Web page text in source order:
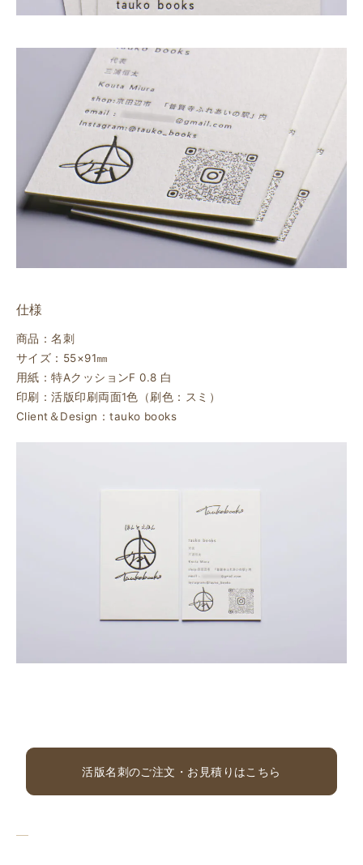
仕様
商品：名刺
サイズ：55×91㎜
用紙：特AクッションF 0.8 白
印刷：活版印刷両面1色（刷色：スミ）
Client＆Design：tauko books
活版名刺のご注文・お見積りはこちら